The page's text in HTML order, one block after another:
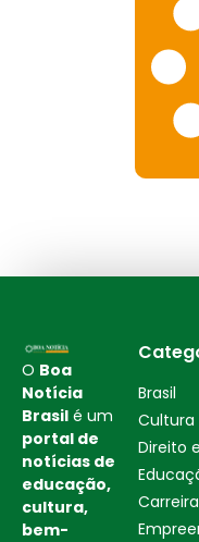
O Boa
Notícia
Brasil é um
portal de
notícias de
educação,
cultura,
bem-
Brasil
Cultura
Direito
Carreira